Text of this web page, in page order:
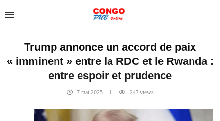
Trump annonce un accord de paix
« imminent » entre la RDC et le Rwanda :
entre espoir et prudence
7 mai 2025 247views